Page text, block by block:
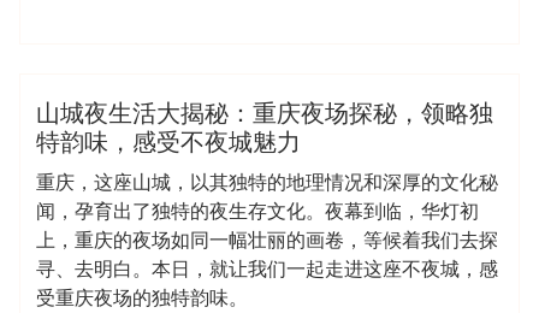
桑拿会所
山城夜生活大揭秘：重庆夜场探秘，领略独
特韵味，感受不夜城魅力
重庆，这座山城，以其独特的地理情况和深厚的文化秘
闻，孕育出了独特的夜生存文化。夜幕到临，华灯初
上，重庆的夜场如同一幅壮丽的画卷，等候着我们去探
寻、去明白。本日，就让我们一起走进这座不夜城，感
受重庆夜场的独特韵味。